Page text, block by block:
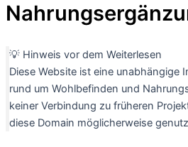
💡 Hinweis vor dem Weiterlesen
Diese Website ist eine unabhängige
rund um Wohlbefinden und
keiner Verbindung zu früheren
diese Domain möglicherweise